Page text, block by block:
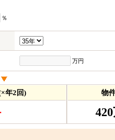
％
万円
年2回) 物